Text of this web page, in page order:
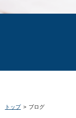
トップ > ブログ